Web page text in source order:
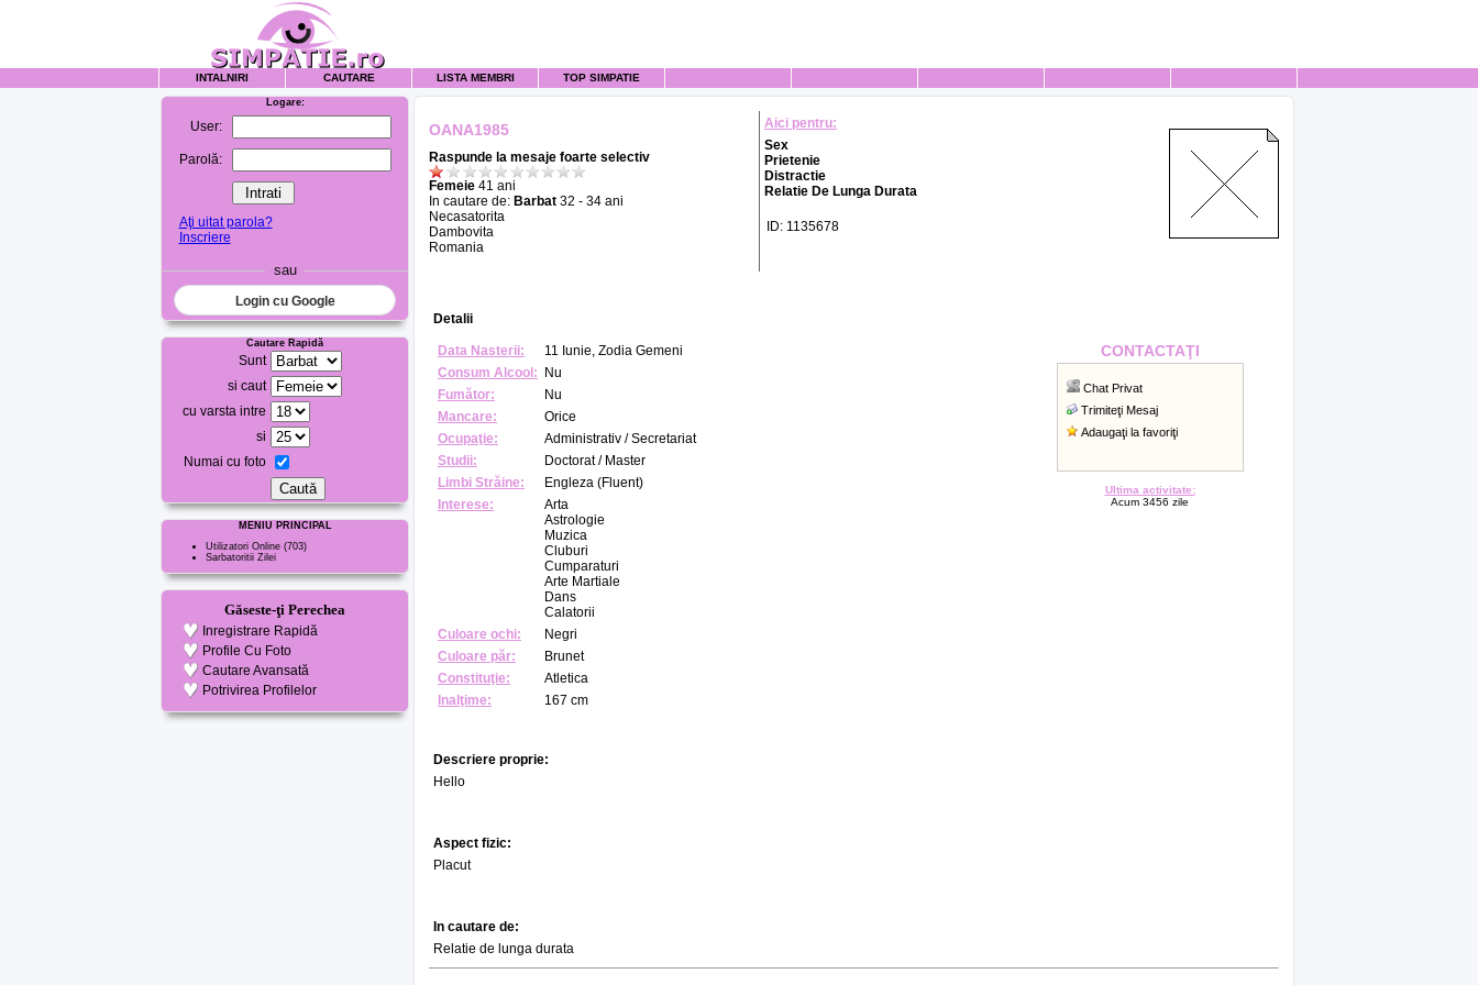
INTALNIRI CAUTARE LISTA MEMBRI TOP SIMPATIE
Logare:
User:
Parolă:
Aţi uitat parola?
Inscriere
sau
Login cu Google
Cautare Rapidă
Sunt
si caut
cu varsta intre
si
Numai cu foto
MENIU PRINCIPAL
Utilizatori Online (703)
Sarbatoritii Zilei
Găseste-ţi Perechea
Inregistrare Rapidă
Profile Cu Foto
Cautare Avansată
Potrivirea Profilelor
OANA1985
Raspunde la mesaje foarte selectiv
Femeie 41 ani
In cautare de: Barbat 32 - 34 ani
Necasatorita
Dambovita
Romania
Aici pentru:
Sex
Prietenie
Distractie
Relatie De Lunga Durata
ID: 1135678
Detalii
Data Nasterii:
11 Iunie, Zodia Gemeni
Consum Alcool:
Nu
Fumător:
Nu
Mancare:
Orice
Ocupaţie:
Administrativ / Secretariat
Studii:
Doctorat / Master
Limbi Străine:
Engleza (Fluent)
Interese:
Arta
Astrologie
Muzica
Cluburi
Cumparaturi
Arte Martiale
Dans
Calatorii
Culoare ochi:
Negri
Culoare păr:
Brunet
Constituţie:
Atletica
Inalţime:
167 cm
CONTACTAŢI
Chat Privat
Trimiteţi Mesaj
Adaugaţi la favoriţi
Ultima activitate:
Acum 3456 zile
Descriere proprie:
Hello
Aspect fizic:
Placut
In cautare de:
Relatie de lunga durata